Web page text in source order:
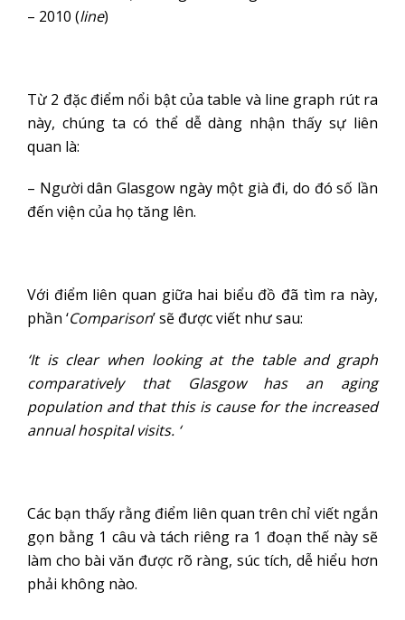
– 2010 (line)
Từ 2 đặc điểm nổi bật của table và line graph rút ra
này, chúng ta có thể dễ dàng nhận thấy sự liên
quan là:
– Người dân Glasgow ngày một già đi, do đó số lần
đến viện của họ tăng lên.
Với điểm liên quan giữa hai biểu đồ đã tìm ra này,
phần ‘Comparison’ sẽ được viết như sau:
‘It is clear when looking at the table and graph
comparatively that Glasgow has an aging
population and that this is cause for the increased
annual hospital visits. ‘
Các bạn thấy rằng điểm liên quan trên chỉ viết ngắn
gọn bằng 1 câu và tách riêng ra 1 đoạn thế này sẽ
làm cho bài văn được rõ ràng, súc tích, dễ hiểu hơn
phải không nào.